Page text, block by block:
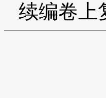
续编卷上